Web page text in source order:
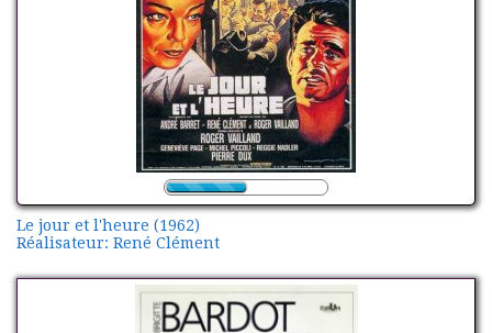
Le jour et l'heure (1962)
Réalisateur: René Clément